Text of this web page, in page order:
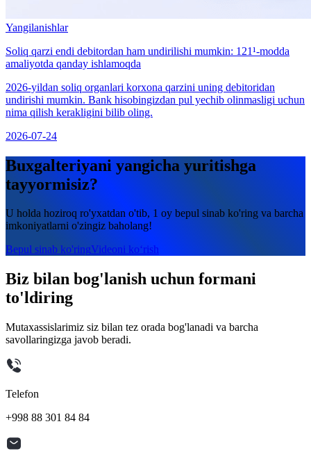
Yangilanishlar
Soliq qarzi endi debitordan ham undirilishi mumkin: 121¹-modda
amaliyotda qanday ishlamoqda
2026-yildan soliq organlari korxona qarzini uning debitoridan
undirishi mumkin. Bank hisobingizdan pul yechib olinmasligi uchun
nima qilish kerakligini bilib oling.
2026-07-24
Buxgalteriyani yangicha yuritishga
tayyormisiz?
U holda hoziroq ro'yxatdan o'tib, 1 oy bepul sinab ko'ring va barcha
imkoniyatlarni o'zingiz baholang!
Bepul sinab ko'ringVideoni ko‘rish
Biz bilan bog'lanish uchun formani
to'ldiring
Mutaxassislarimiz siz bilan tez orada bog'lanadi va barcha
savollaringizga javob beradi.
Telefon
+998 88 301 84 84